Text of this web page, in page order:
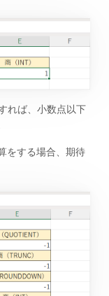
れば、小数点以下
をする場合、期待